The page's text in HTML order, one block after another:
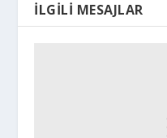
İLGILI MESAJLAR